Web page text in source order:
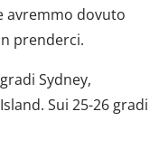
avremmo dovuto
prenderci.
Sydney,
Sui 25-26 gradi